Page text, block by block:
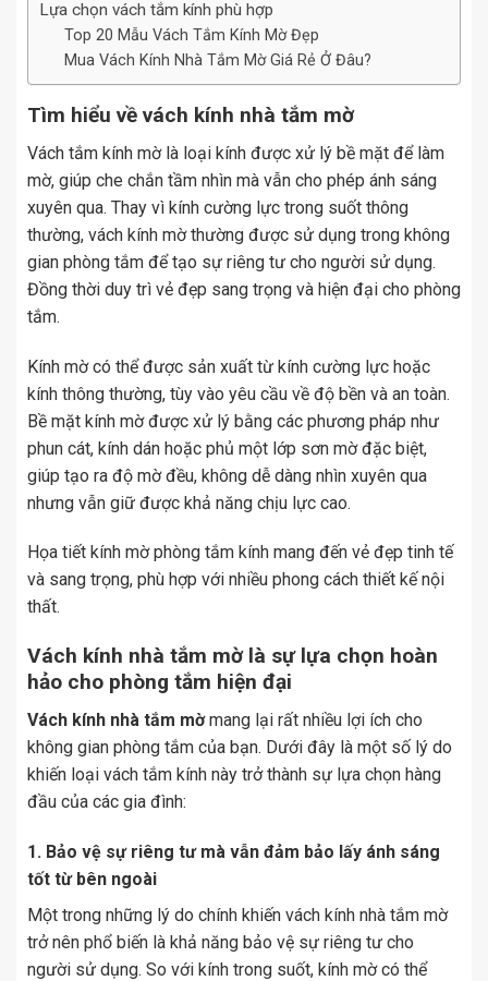
Lựa chọn vách tắm kính phù hợp
Top 20 Mẫu Vách Tắm Kính Mờ Đẹp
Mua Vách Kính Nhà Tắm Mờ Giá Rẻ Ở Đâu?
Tìm hiểu về vách kính nhà tắm mờ
Vách tắm kính mờ là loại kính được xử lý bề mặt để làm
mờ, giúp che chắn tầm nhìn mà vẫn cho phép ánh sáng
xuyên qua. Thay vì kính cường lực trong suốt thông
thường, vách kính mờ thường được sử dụng trong không
gian phòng tắm để tạo sự riêng tư cho người sử dụng.
Đồng thời duy trì vẻ đẹp sang trọng và hiện đại cho phòng
tắm.
Kính mờ có thể được sản xuất từ kính cường lực hoặc
kính thông thường, tùy vào yêu cầu về độ bền và an toàn.
Bề mặt kính mờ được xử lý bằng các phương pháp như
phun cát, kính dán hoặc phủ một lớp sơn mờ đặc biệt,
giúp tạo ra độ mờ đều, không dễ dàng nhìn xuyên qua
nhưng vẫn giữ được khả năng chịu lực cao.
Họa tiết kính mờ phòng tắm kính mang đến vẻ đẹp tinh tế
và sang trọng, phù hợp với nhiều phong cách thiết kế nội
thất.
Vách kính nhà tắm mờ là sự lựa chọn hoàn
hảo cho phòng tắm hiện đại
Vách kính nhà tắm mờmang lại rất nhiều lợi ích cho
không gian phòng tắm của bạn. Dưới đây là một số lý do
khiến loại vách tắm kính này trở thành sự lựa chọn hàng
đầu của các gia đình:
1. Bảo vệ sự riêng tư mà vẫn đảm bảo lấy ánh sáng
tốt từ bên ngoài
Một trong những lý do chính khiến vách kính nhà tắm mờ
trở nên phổ biến là khả năng bảo vệ sự riêng tư cho
người sử dụng. So với kính trong suốt, kính mờ có thể